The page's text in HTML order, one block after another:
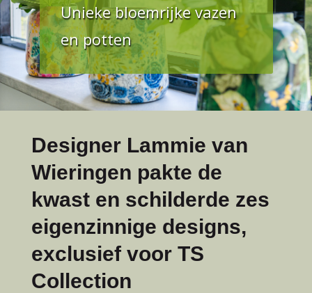
Unieke bloemrijke vazen
en potten
Designer Lammie van
Wieringen pakte de
kwast en schilderde zes
eigenzinnige designs,
exclusief voor TS
Collection